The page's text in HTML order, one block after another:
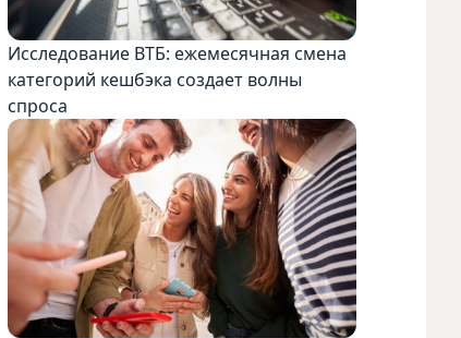
Исследование ВТБ: ежемесячная смена
категорий кешбэка создает волны
спроса